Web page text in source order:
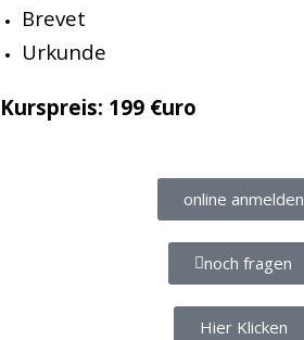
Brevet
Urkunde
Kurspreis: 199 €uro
online anmelden
noch fragen
Hier Klicken